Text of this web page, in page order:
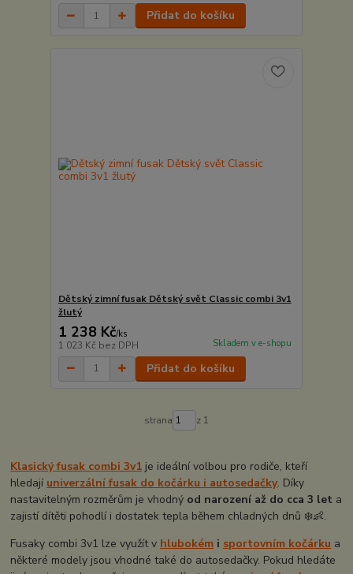
Přidat do košíku
Dětský zimní fusak Dětský svět Classic combi 3v1
žlutý
1 238 Kč/ks
1 023 Kč bez DPH Skladem v e-shopu
Přidat do košíku
strana z 1
Klasický fusak combi 3v1 je ideální volbou pro rodiče, kteří
hledají univerzální fusak do kočárku i autosedačky. Díky
nastavitelným rozměrům je vhodný od narození až do cca 3 let a
zajistí dítěti pohodlí i dostatek tepla během chladných dnů ❄️👶.
Fusaky combi 3v1 lze využít v hlubokém i sportovním kočárku a
některé modely jsou vhodné také do autosedačky. Pokud hledáte